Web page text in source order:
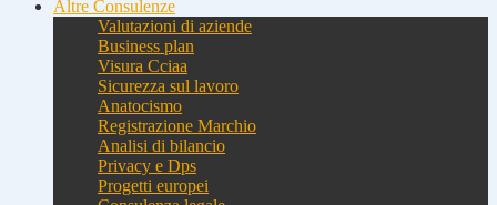
Altre Consulenze
Valutazioni di aziende
Business plan
Visura Cciaa
Sicurezza sul lavoro
Anatocismo
Registrazione Marchio
Analisi di bilancio
Privacy e Dps
Progetti europei